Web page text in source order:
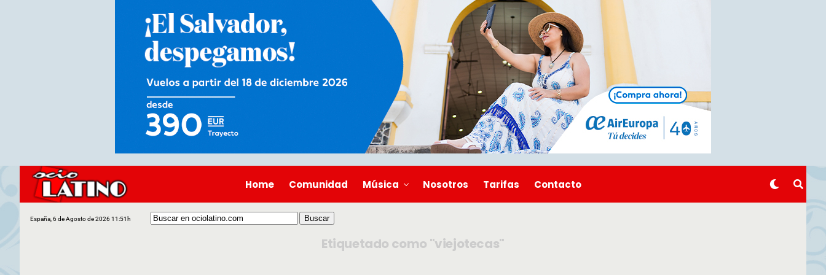
Home Comunidad Música Nosotros Tarifas Contacto
España, 6 de Agosto de 2026 11:51h
Etiquetado como "viejotecas"